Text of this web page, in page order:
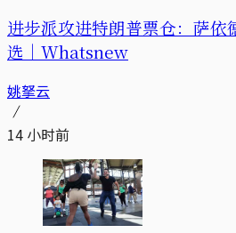
进步派攻进特朗普票仓：萨依
选｜Whatsnew
姚拏云
14 小时前